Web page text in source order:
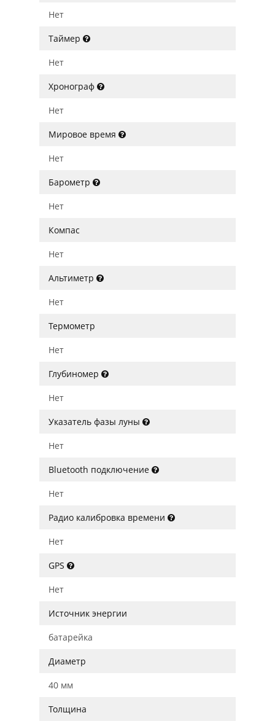
Нет
Таймер
Нет
Хронограф
Нет
Мировое время
Нет
Барометр
Нет
Компас
Нет
Альтиметр
Нет
Термометр
Нет
Глубиномер
Нет
Указатель фазы луны
Нет
Bluetooth подключение
Нет
Радио калибровка времени
Нет
GPS
Нет
Источник энергии
батарейка
Диаметр
40 мм
Толщина